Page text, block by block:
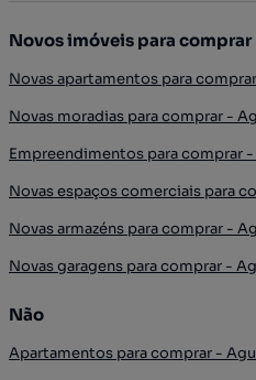
Novos imóveis para comprar
Novas apartamentos para
Novas moradias para comprar -
Empreendimentos para comprar
Novas espaços comerciais para
Novas armazéns para comprar -
Novas garagens para comprar -
Não
Apartamentos para comprar -